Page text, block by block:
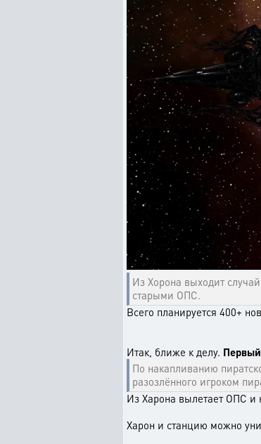
Из Хорона выходит
старыми ОПС.
Всего планируется 400+
Итак, ближе к делу. Первый
По накапливанию
разозлённого игроком
Из Харона вылетает ОПС и
Харон и станцию можно